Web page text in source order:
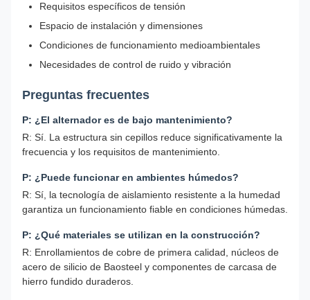
Requisitos específicos de tensión
Espacio de instalación y dimensiones
Condiciones de funcionamiento medioambientales
Necesidades de control de ruido y vibración
Preguntas frecuentes
P: ¿El alternador es de bajo mantenimiento?
R: Sí. La estructura sin cepillos reduce significativamente la
frecuencia y los requisitos de mantenimiento.
P: ¿Puede funcionar en ambientes húmedos?
R: Sí, la tecnología de aislamiento resistente a la humedad
garantiza un funcionamiento fiable en condiciones húmedas.
P: ¿Qué materiales se utilizan en la construcción?
R: Enrollamientos de cobre de primera calidad, núcleos de
acero de silicio de Baosteel y componentes de carcasa de
hierro fundido duraderos.